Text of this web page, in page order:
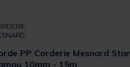
PP Corderie Mesnard
10mm - 15m